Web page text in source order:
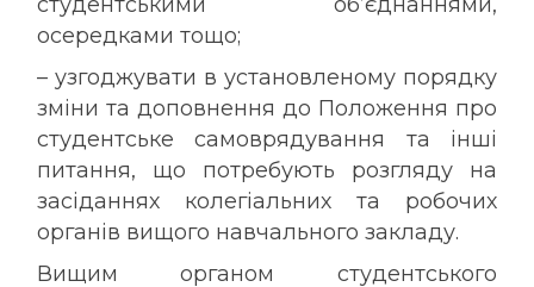
осередками тощо;
– узгоджувати в установленому порядку
зміни та доповнення до Положення про
студентське самоврядування та інші
питання, що потребують розгляду на
засіданнях колегіальних та робочих
органів вищого навчального закладу.
Вищим органом студентського